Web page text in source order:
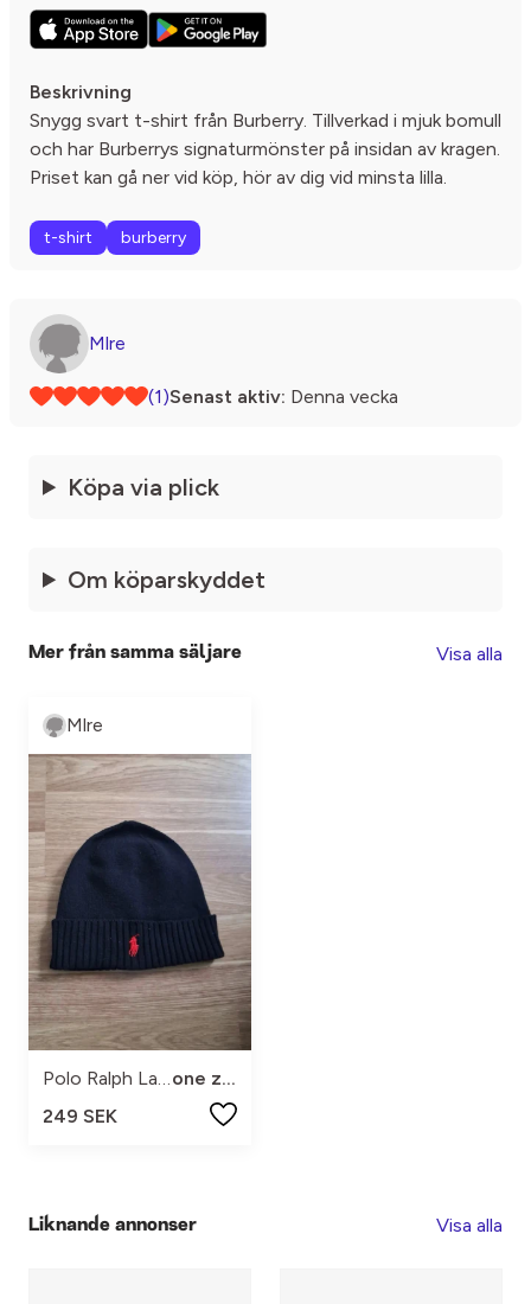
Beskrivning
Snygg svart t-shirt från Burberry. Tillverkad i mjuk bomull
och har Burberrys signaturmönster på insidan av kragen.
Priset kan gå ner vid köp, hör av dig vid minsta lilla.
t-shirt burberry
Mlre
(1)Senast aktiv: Denna vecka
Köpa via plick
Om köparskyddet
Mer från samma säljare Visa alla
Mlre
Polo Ralph Lauren
one zize
249 SEK
Liknande annonser Visa alla